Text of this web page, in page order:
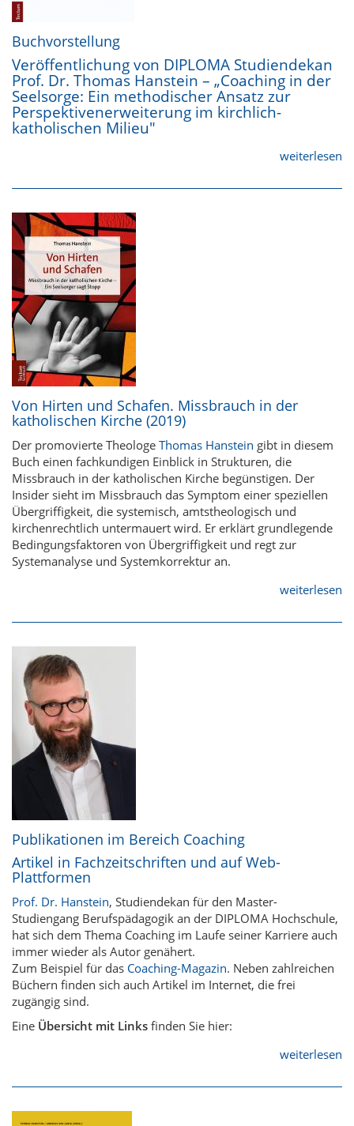
Buchvorstellung
Veröffentlichung von DIPLOMA Studiendekan
Prof. Dr. Thomas Hanstein – „Coaching in der
Seelsorge: Ein methodischer Ansatz zur
Perspektivenerweiterung im kirchlich-
katholischen Milieu"
weiterlesen
Von Hirten und Schafen. Missbrauch in der
katholischen Kirche (2019)
Der promovierte Theologe Thomas Hanstein gibt in diesem
Buch einen fachkundigen Einblick in Strukturen, die
Missbrauch in der katholischen Kirche begünstigen. Der
Insider sieht im Missbrauch das Symptom einer speziellen
Übergriffigkeit, die systemisch, amtstheologisch und
kirchenrechtlich untermauert wird. Er erklärt grundlegende
Bedingungsfaktoren von Übergriffigkeit und regt zur
Systemanalyse und Systemkorrektur an.
weiterlesen
Publikationen im Bereich Coaching
Artikel in Fachzeitschriften und auf Web-
Plattformen
Prof. Dr. Hanstein, Studiendekan für den Master-
Studiengang Berufspädagogik an der DIPLOMA Hochschule,
hat sich dem Thema Coaching im Laufe seiner Karriere auch
immer wieder als Autor genähert.
Zum Beispiel für das Coaching-Magazin. Neben zahlreichen
Büchern finden sich auch Artikel im Internet, die frei
zugängig sind.
Eine Übersicht mit Links finden Sie hier:
weiterlesen